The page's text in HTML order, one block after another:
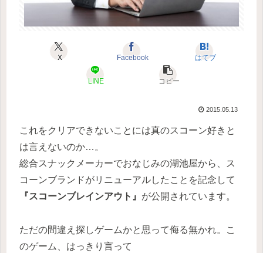
X Facebook はてブ
LINE コピー
2015.05.13
これをクリアできないことには真のスコーン好きと
は言えないのか…。
総合スナックメーカーでおなじみの湖池屋から、ス
コーンブランドがリニューアルしたことを記念して
『スコーンブレインアウト』 が公開されています。
ただの間違え探しゲームかと思って侮る無かれ。こ
のゲーム、はっきり言って